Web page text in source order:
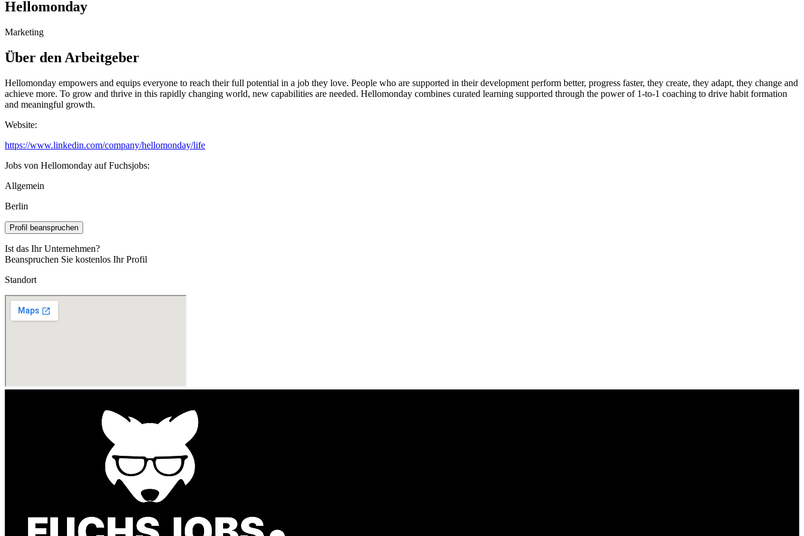
Hellomonday
Marketing
Über den Arbeitgeber
Hellomonday empowers and equips everyone to reach their full potential in a job they love. People who are supported in their development perform better, progress faster, they create, they adapt, they change and
achieve more. To grow and thrive in this rapidly changing world, new capabilities are needed. Hellomonday combines curated learning supported through the power of 1-to-1 coaching to drive habit formation
and meaningful growth.
Website:
https://www.linkedin.com/company/hellomonday/life
Jobs von Hellomonday auf Fuchsjobs:
Allgemein
Berlin
Profil beanspruchen
Ist das Ihr Unternehmen?
Beanspruchen Sie kostenlos Ihr Profil
Standort